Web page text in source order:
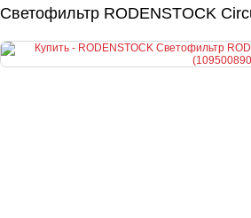
Светофильтр RODENSTOCK